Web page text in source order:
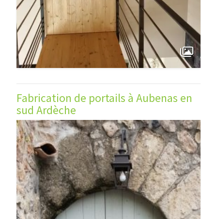
Fabrication de portails à Aubenas en
sud Ardèche